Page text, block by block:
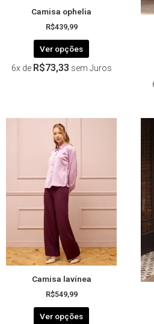
Camisa ophelia
R$439,99
Ver opções
do
6x de R$73,33 sem Juros
Camisa lavínea
R$549,99
Ver opções
variantes.
As
ser
escolhidas
na
página
do